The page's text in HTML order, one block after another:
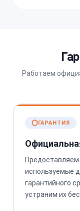
Работаем
ГАРАНТИЯ
используемые
гарантийного
устраним их